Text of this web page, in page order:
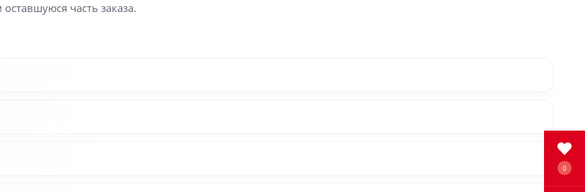
0
часть заказа.